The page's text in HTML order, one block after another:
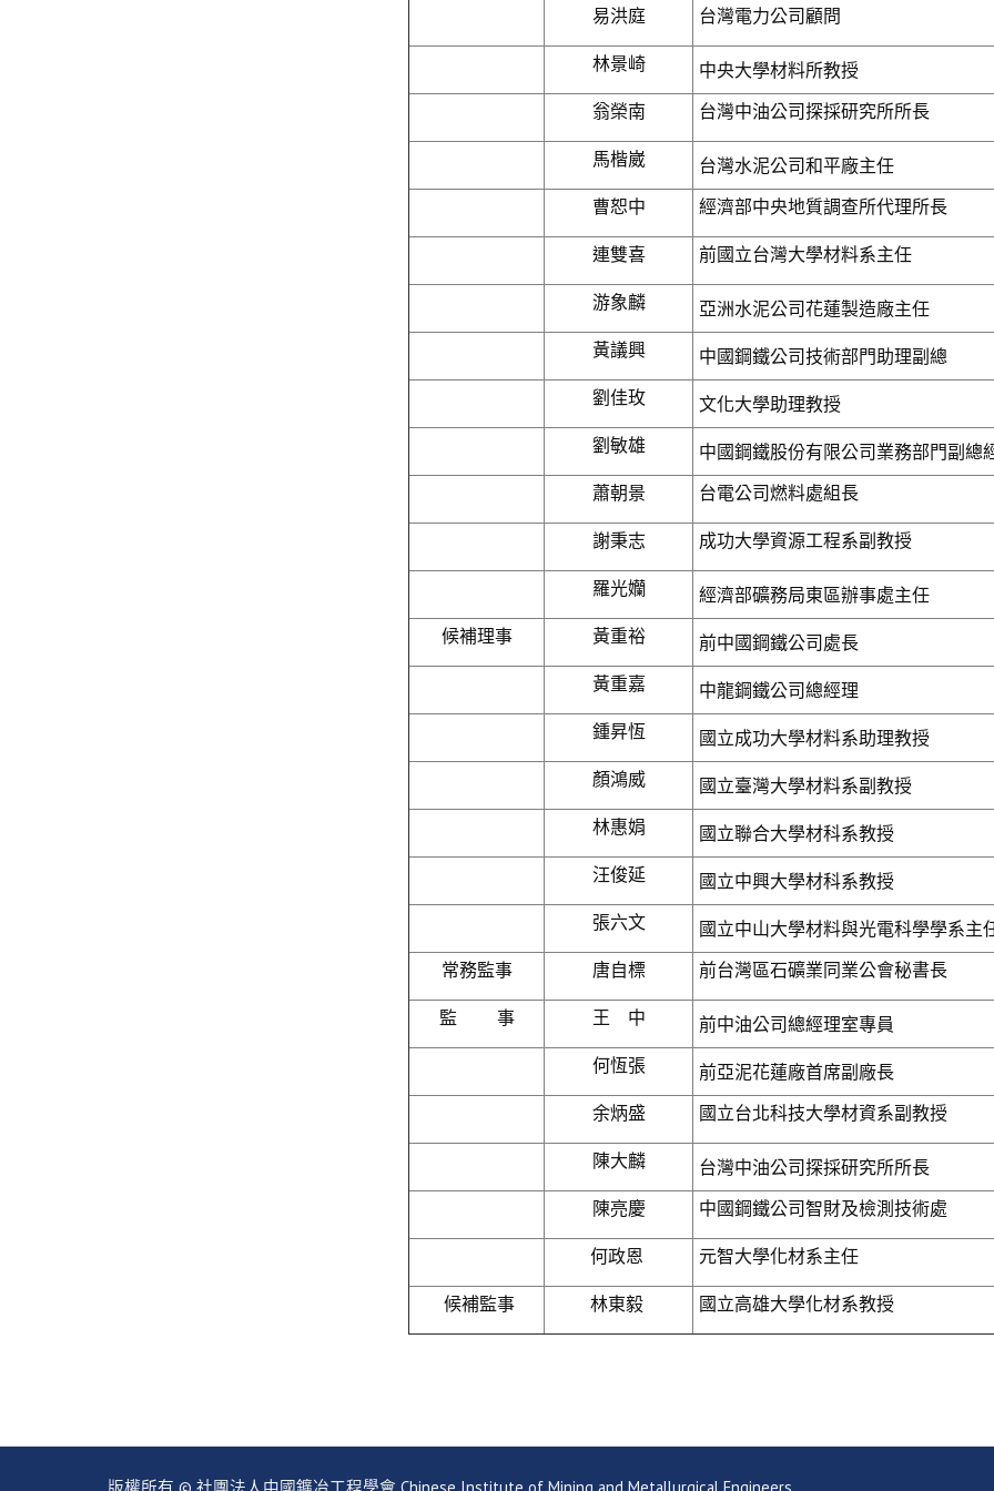
易洪庭 台灣電力公司顧問
林景崎
中央大學材料所教授
翁榮南
台灣中油公司探採研究所所長
馬楷崴
台灣水泥公司和平廠主任
曹恕中
經濟部中央地質調查所代理所長
連雙喜 前國立台灣大學材料系主任
游象麟
亞洲水泥公司花蓮製造廠主任
黃議興
中國鋼鐵公司技術部門助理副總
劉佳玫
文化大學助理教授
劉敏雄
中國鋼鐵股份有限公司業務部門副總
蕭朝景
台電公司燃料處組長
謝秉志 成功大學資源工程系副教授
羅光孏
經濟部礦務局東區辦事處主任
候補理事
黃重裕
前中國鋼鐵公司處長
黃重嘉
中龍鋼鐵公司總經理
鍾昇恆
國立成功大學材料系助理教授
顏鴻威
國立臺灣大學材料系副教授
林惠娟
國立聯合大學材科系教授
汪俊延
國立中興大學材科系教授
張六文
國立中山大學材料與光電科學學系主
常務監事
唐自標 前台灣區石礦業同業公會秘書長
監 事 王 中
前中油公司總經理室專員
何恆張
前亞泥花蓮廠首席副廠長
余炳盛
國立台北科技大學材資系副教授
陳大麟
台灣中油公司探採研究所所長
陳亮慶
中國鋼鐵公司智財及檢測技術處
何政恩 元智大學化材系主任
候補監事 林東毅 國立高雄大學化材系教授